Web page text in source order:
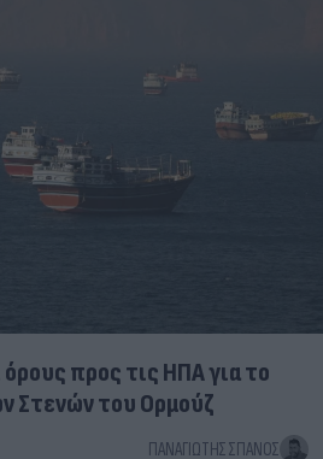
όρους προς τις ΗΠΑ για το
Στενών του Ορμούζ
ΠΑΝΑΓΙΏΤΗΣ ΣΠΑΝΌΣ